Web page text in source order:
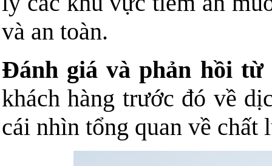
và an toàn.
Đánh giá và phản hồi từ
khách hàng trước đó về
cái nhìn tổng quan về chất